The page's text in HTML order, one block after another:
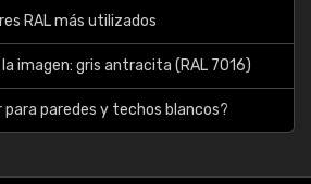
RAL más utilizados
la imagen: gris antracita (RAL 7016)
para paredes y techos blancos?